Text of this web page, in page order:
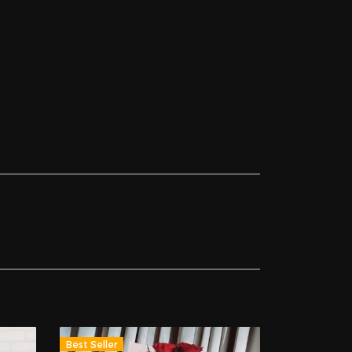
Best Seller